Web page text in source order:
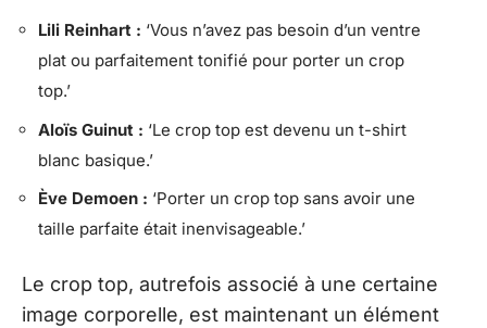
Lili Reinhart : ‘Vous n’avez pas besoin d’un ventre
plat ou parfaitement tonifié pour porter un crop
top.’
Aloïs Guinut : ‘Le crop top est devenu un t-shirt
blanc basique.’
Ève Demoen : ‘Porter un crop top sans avoir une
taille parfaite était inenvisageable.’
Le crop top, autrefois associé à une certaine
image corporelle, est maintenant un élément